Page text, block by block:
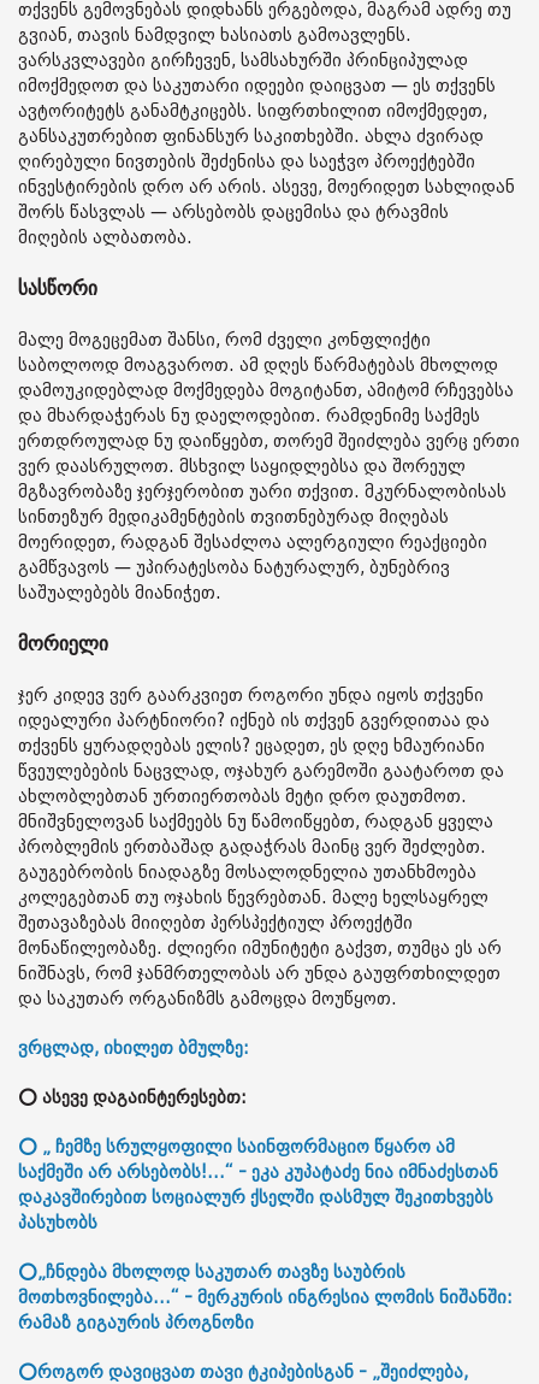
თქვენს გემოვნებას დიდხანს ერგებოდა, მაგრამ ადრე თუ
გვიან, თავის ნამდვილ ხასიათს გამოავლენს.
ვარსკვლავები გირჩევენ, სამსახურში პრინციპულად
იმოქმედოთ და საკუთარი იდეები დაიცვათ — ეს თქვენს
ავტორიტეტს განამტკიცებს. სიფრთხილით იმოქმედეთ,
განსაკუთრებით ფინანსურ საკითხებში. ახლა ძვირად
ღირებული ნივთების შეძენისა და საეჭვო პროექტებში
ინვესტირების დრო არ არის. ასევე, მოერიდეთ სახლიდან
შორს წასვლას — არსებობს დაცემისა და ტრავმის
მიღების ალბათობა.
სასწორი
მალე მოგეცემათ შანსი, რომ ძველი კონფლიქტი
საბოლოოდ მოაგვაროთ. ამ დღეს წარმატებას მხოლოდ
დამოუკიდებლად მოქმედება მოგიტანთ, ამიტომ რჩევებსა
და მხარდაჭერას ნუ დაელოდებით. რამდენიმე საქმეს
ერთდროულად ნუ დაიწყებთ, თორემ შეიძლება ვერც ერთი
ვერ დაასრულოთ. მსხვილ საყიდლებსა და შორეულ
მგზავრობაზე ჯერჯერობით უარი თქვით. მკურნალობისას
სინთეზურ მედიკამენტების თვითნებურად მიღებას
მოერიდეთ, რადგან შესაძლოა ალერგიული რეაქციები
გამწვავოს — უპირატესობა ნატურალურ, ბუნებრივ
საშუალებებს მიანიჭეთ.
მორიელი
ჯერ კიდევ ვერ გაარკვიეთ როგორი უნდა იყოს თქვენი
იდეალური პარტნიორი? იქნებ ის თქვენ გვერდითაა და
თქვენს ყურადღებას ელის? ეცადეთ, ეს დღე ხმაურიანი
წვეულებების ნაცვლად, ოჯახურ გარემოში გაატაროთ და
ახლობლებთან ურთიერთობას მეტი დრო დაუთმოთ.
მნიშვნელოვან საქმეებს ნუ წამოიწყებთ, რადგან ყველა
პრობლემის ერთბაშად გადაჭრას მაინც ვერ შეძლებთ.
გაუგებრობის ნიადაგზე მოსალოდნელია უთანხმოება
კოლეგებთან თუ ოჯახის წევრებთან. მალე ხელსაყრელ
შეთავაზებას მიიღებთ პერსპექტიულ პროექტში
მონაწილეობაზე. ძლიერი იმუნიტეტი გაქვთ, თუმცა ეს არ
ნიშნავს, რომ ჯანმრთელობას არ უნდა გაუფრთხილდეთ
და საკუთარ ორგანიზმს გამოცდა მოუწყოთ.
ვრცლად, იხილეთ ბმულზე:
⭕ ასევე დაგაინტერესებთ:
⭕ „ ჩემზე სრულყოფილი საინფორმაციო წყარო ამ
საქმეში არ არსებობს!...“ - ეკა კუპატაძე ნია იმნაძესთან
დაკავშირებით სოციალურ ქსელში დასმულ შეკითხვებს
პასუხობს
⭕„ჩნდება მხოლოდ საკუთარ თავზე საუბრის
მოთხოვნილება...“ - მერკურის ინგრესია ლომის ნიშანში:
რამაზ გიგაურის პროგნოზი
⭕როგორ დავიცვათ თავი ტკიპებისგან - „შეიძლება,